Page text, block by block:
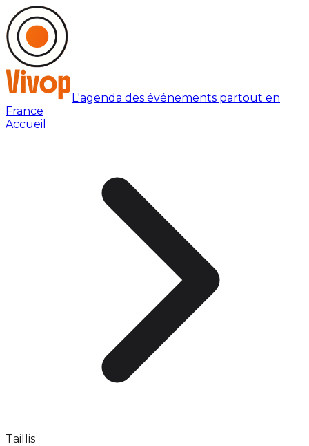
L'agenda des événements partout en
France
Accueil
Taillis